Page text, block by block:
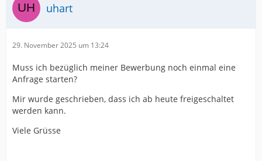
uhart
29. November 2025 um 13:24
Muss ich bezüglich meiner Bewerbung noch einmal eine
Anfrage starten?
Mir wurde geschrieben, dass ich ab heute freigeschaltet
werden kann.
Viele Grüsse